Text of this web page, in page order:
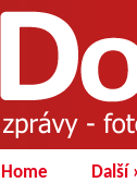
Home Další